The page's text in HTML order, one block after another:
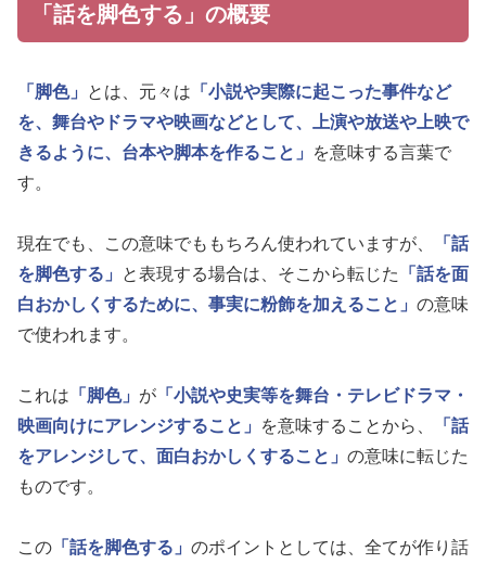
「話を脚色する」の概要
「脚色」 とは、元々は 「小説や実際に起こった事件など
を、舞台やドラマや映画などとして、上演や放送や上映で
きるように、台本や脚本を作ること」
を意味する言葉で
す。
現在でも、この意味でももちろん使われていますが、
「話
を脚色する」
と表現する場合は、そこから転じた
「話を面
白おかしくするために、事実に粉飾を加えること」 の意味
で使われます。
これは 「脚色」 が 「小説や史実等を舞台・テレビドラマ・
映画向けにアレンジすること」
を意味することから、
「話
をアレンジして、面白おかしくすること」 の意味に転じた
ものです。
この 「話を脚色する」 のポイントとしては、全てが作り話